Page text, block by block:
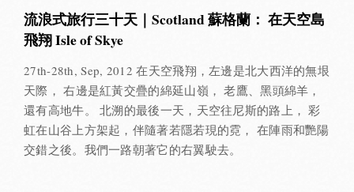
流浪式旅行三十天｜Scotland 蘇格蘭： 在天空島
飛翔 Isle of Skye
27th-28th, Sep, 2012 在天空飛翔，左邊是北大西洋的無垠
天際， 右邊是紅黃交疊的綿延山嶺， 老鷹、黑頭綿羊，
還有高地牛。 北溯的最後一天，天空往尼斯的路上， 彩
虹在山谷上方架起，伴隨著若隱若現的霓， 在陣雨和艷陽
交錯之後。我們一路朝著它的右翼駛去。